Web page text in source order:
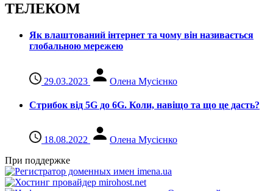
ТЕЛЕКОМ
Як влаштований інтернет та чому він називається
глобальною мережею
29.03.2023 Олена Мусієнко
Стрибок від 5G до 6G. Коли, навіщо та що це даcть?
18.08.2022
Олена Мусієнко
При поддержке